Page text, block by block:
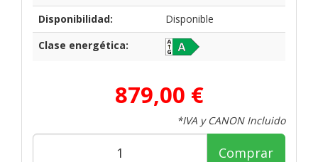
Disponibilidad:
Disponible
Clase energética:
879,00 €
*IVA y CANON Incluido
Comprar